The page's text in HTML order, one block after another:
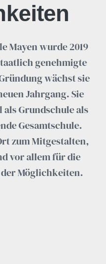
Mayen wurde 2019
genehmigte
wächst sie
Jahrgang. Sie
Grundschule als
Gesamtschule.
zum Mitgestalten,
vor allem für die
Möglichkeiten.